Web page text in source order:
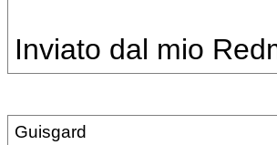
Inviato dal mio
Guisgard